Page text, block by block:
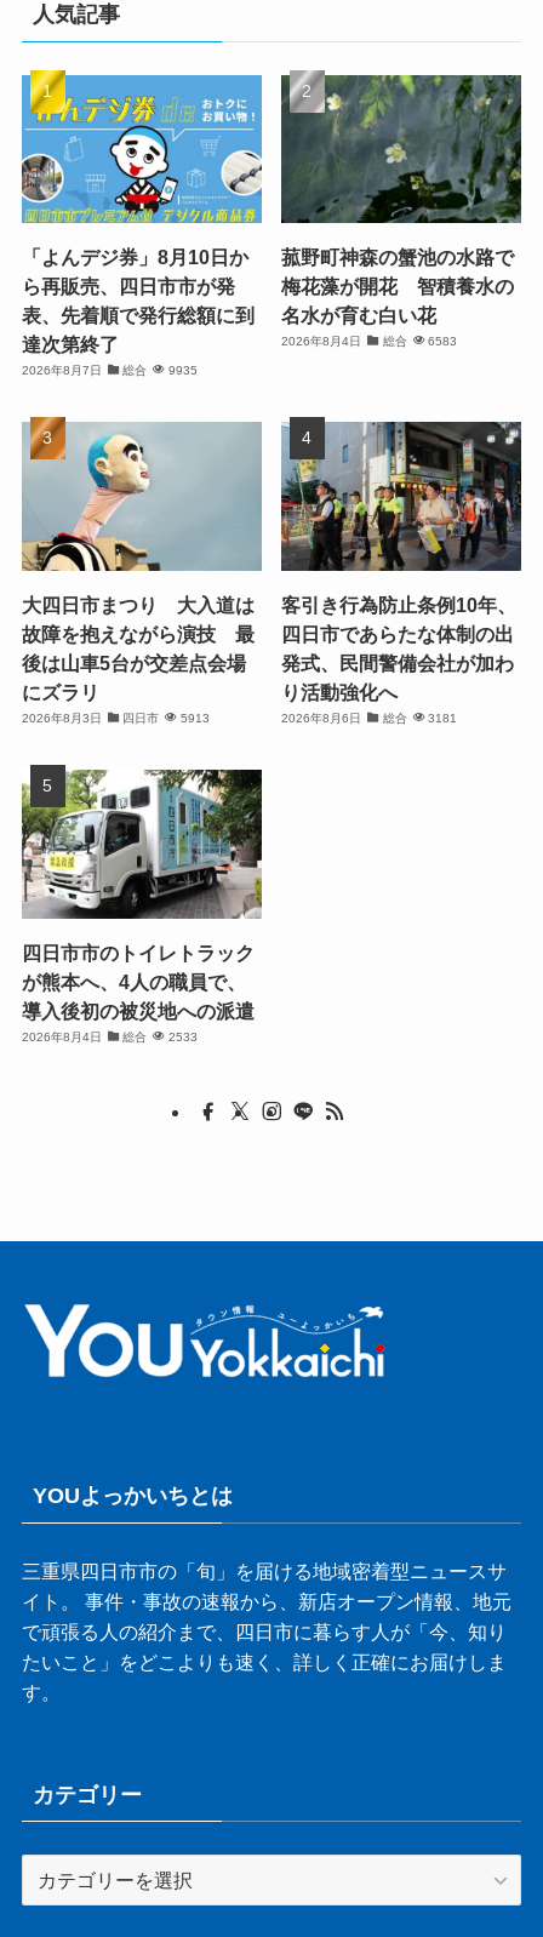
人気記事
「よんデジ券」8月10日か
ら再販売、四日市市が発
表、先着順で発行総額に到
達次第終了
2026年8月7日 総合 9935
菰野町神森の蟹池の水路で
梅花藻が開花 智積養水の
名水が育む白い花
2026年8月4日 総合 6583
大四日市まつり 大入道は
故障を抱えながら演技 最
後は山車5台が交差点会場
にズラリ
2026年8月3日 四日市 5913
客引き行為防止条例10年、
四日市であらたな体制の出
発式、民間警備会社が加わ
り活動強化へ
2026年8月6日 総合 3181
四日市市のトイレトラック
が熊本へ、4人の職員で、
導入後初の被災地への派遣
2026年8月4日 総合 2533
YOUよっかいちとは
三重県四日市市の「旬」を届ける地域密着型ニュースサ
イト。 事件・事故の速報から、新店オープン情報、地元
で頑張る人の紹介まで、四日市に暮らす人が「今、知り
たいこと」をどこよりも速く、詳しく正確にお届けしま
す。
カテゴリー
テ